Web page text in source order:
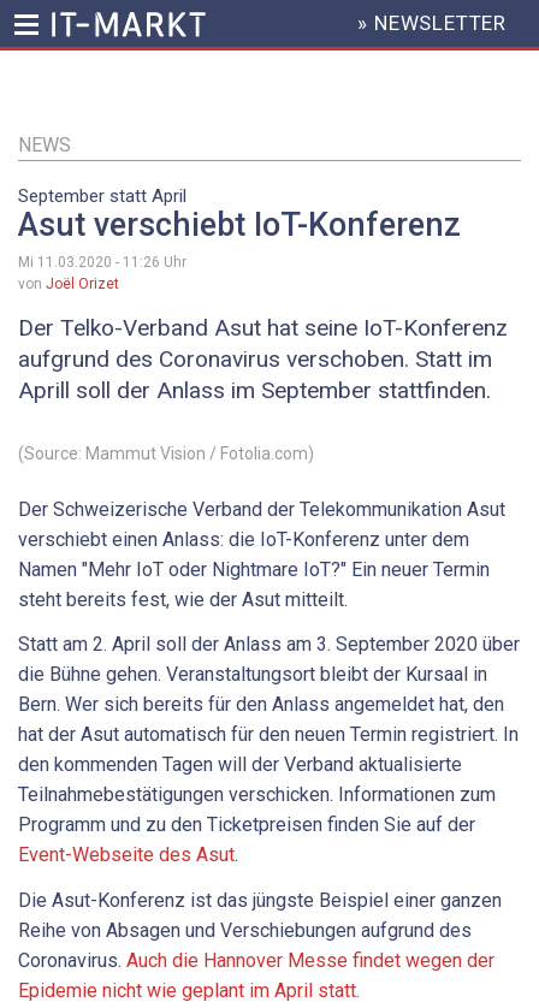
Inhalt
HEADER
MENU
» NEWSLETTER
NEWS
September statt April
Asut verschiebt IoT-Konferenz
Mi 11.03.2020 - 11:26 Uhr
von Joël Orizet
Der Telko-Verband Asut hat seine IoT-Konferenz
aufgrund des Coronavirus verschoben. Statt im
Aprill soll der Anlass im September stattfinden.
(Source: Mammut Vision / Fotolia.com)
Der Schweizerische Verband der Telekommunikation Asut
verschiebt einen Anlass: die IoT-Konferenz unter dem
Namen "Mehr IoT oder Nightmare IoT?" Ein neuer Termin
steht bereits fest, wie der Asut mitteilt.
Statt am 2. April soll der Anlass am 3. September 2020 über
die Bühne gehen. Veranstaltungsort bleibt der Kursaal in
Bern. Wer sich bereits für den Anlass angemeldet hat, den
hat der Asut automatisch für den neuen Termin registriert. In
den kommenden Tagen will der Verband aktualisierte
Teilnahmebestätigungen verschicken. Informationen zum
Programm und zu den Ticketpreisen finden Sie auf der
Event-Webseite des Asut.
Die Asut-Konferenz ist das jüngste Beispiel einer ganzen
Reihe von Absagen und Verschiebungen aufgrund des
Coronavirus. Auch die Hannover Messe findet wegen der
Epidemie nicht wie geplant im April statt.